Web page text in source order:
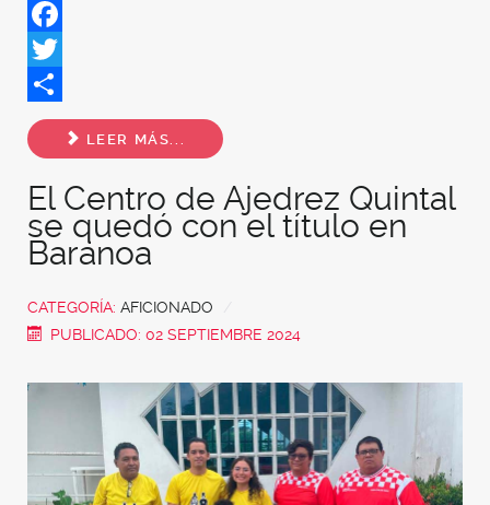
Facebook
Twitter
Share
LEER MÁS...
El Centro de Ajedrez Quintal
se quedó con el título en
Baranoa
CATEGORÍA: AFICIONADO
PUBLICADO: 02 SEPTIEMBRE 2024